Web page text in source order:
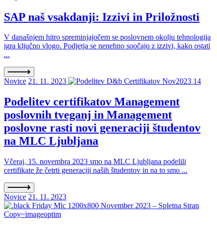
SAP naš vsakdanji: Izzivi in Priložnosti
V današnjem hitro spreminjajočem se poslovnem okolju tehnologija
igra ključno vlogo. Podjetja se nenehno soočajo z izzivi, kako ostati
...
Novice 21. 11. 2023
Podelitev certifikatov Management
poslovnih tveganj in Management
poslovne rasti novi generaciji študentov
na MLC Ljubljana
Včeraj, 15. novembra 2023 smo na MLC Ljubljana podelili
certifikate že četrti generaciji naših študentov in na to smo ...
Novice 21. 11. 2023